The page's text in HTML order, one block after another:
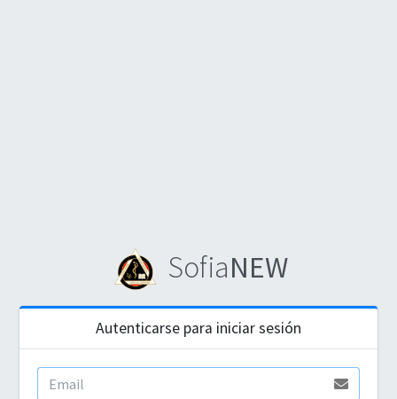
SofiaNEW
Autenticarse para iniciar sesión